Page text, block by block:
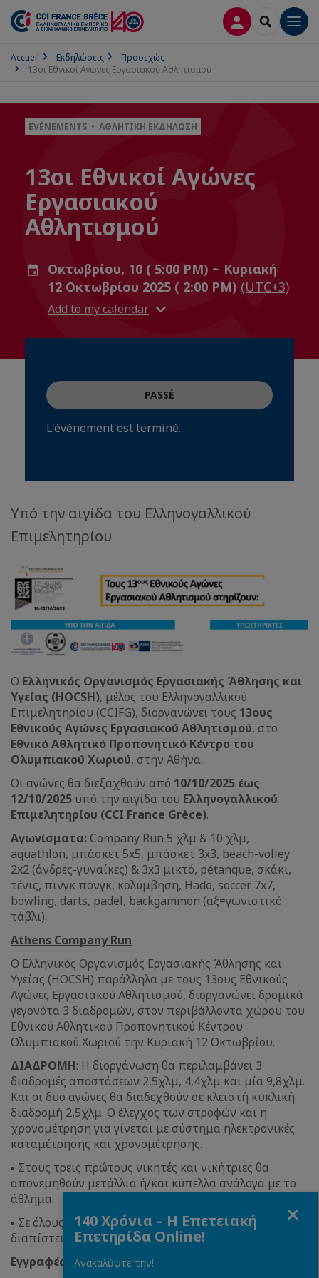
ΣΎΝΔΕΣΗSEARCH
Accueil Εκδηλώσεις
Προσεχώς
13οι Εθνικοί Αγώνες Εργασιακού Αθλητισμού
EVÈNEMENTS • ΑΘΛΗΤΙΚΉ ΕΚΔΉΛΩΣΗ
13οι Εθνικοί Αγώνες
Εργασιακού
Αθλητισμού
Οκτωβρίου, 10 ( 5:00 PM) ~ Κυριακή
12 Οκτωβρίου 2025 ( 2:00 PM) (UTC+3)
Add to my calendar
PASSÉ
L'événement est terminé.
Υπό την αιγίδα του Ελληνογαλλικού
Επιμελητηρίου
Ο Ελληνικός Οργανισμός Εργασιακής Άθλησης και
Υγείας (HOCSH), μέλος του Ελληνογαλλικού
Επιμελητηρίου (CCIFG), διοργανώνει τους 13ους
Εθνικούς Αγώνες Εργασιακού Αθλητισμού, στο
Εθνικό Αθλητικό Προπονητικό Κέντρο του
Ολυμπιακού Χωριού, στην Αθήνα.
Οι αγώνες θα διεξαχθούν από 10/10/2025 έως
12/10/2025 υπό την αιγίδα του Ελληνογαλλικού
Επιμελητηρίου (CCI France Grèce).
Αγωνίσματα: Company Run 5 χλμ & 10 χλμ,
aquathlon, μπάσκετ 5x5, μπάσκετ 3x3, beach-volley
2x2 (άνδρες-γυναίκες) & 3x3 μικτό, pétanque, σκάκι,
τένις, πινγκ πονγκ, κολύμβηση, Hado, soccer 7x7,
bowling, darts, padel, backgammon (αξ=γωνιστικό
τάβλι).
Athens Company Run
Ο Ελληνικός Οργανισμός Εργασιακής Άθλησης και
Υγείας (HOCSH) παράλληλα με τους 13ους Εθνικούς
Αγώνες Εργασιακού Αθλητισμού, διοργανώνει δρομικά
γεγονότα 3 διαδρομών, στον περιβάλλοντα χώρου του
Εθνικού Αθλητικού Προπονητικού Κέντρου
Ολυμπιακού Χωριού την Κυριακή 12 Οκτωβρίου.
ΔΙΑΔΡΟΜΗ: Η διοργάνωση θα περιλαμβάνει 3
διαδρομές αποστάσεων 2,5χλμ, 4,4χλμ και μία 9,8χλμ.
Και οι δυο αγώνες θα διαδεχθούν σε κλειστή κυκλική
διαδρομή 2,5χλμ. Ο έλεγχος των στροφών και η
χρονομέτρηση για γίνεται με σύστημα ηλεκτρονικές
καταμέτρησης και χρονομέτρησης.
▪ Στους τρεις πρώτους νικητές και νικήτριες θα
απονεμηθούν μετάλλια ή/και κύπελλα ανάλογα με το
άθλημα.
▪ Σε όλους τους συμμετέχοντες θα δοθούν,
διαπίστευση και αναμνηστικό Αγώνων.
Εγγραφές
140 Χρόνια – Η Επετειακή
Επετηρίδα Online!
Ανακαλύψτε την!